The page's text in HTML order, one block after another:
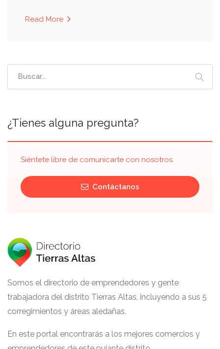
Read More
¿Tienes alguna pregunta?
Siéntete libre de comunicarte con nosotros.
Contáctanos
Somos el directorio de emprendedores y gente
trabajadora del distrito Tierras Altas, incluyendo a sus 5
corregimientos y áreas aledañas.
En este portal encontrarás a los mejores comercios y